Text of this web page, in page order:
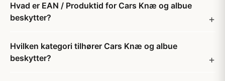
Hvad er EAN / Produktid for Cars Knæ og albue
beskytter?
Hvilken kategori tilhører Cars Knæ og albue
beskytter?